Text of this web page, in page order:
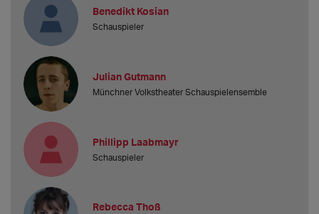
Benedikt Kosian
Schauspieler
Julian Gutmann
Münchner Volkstheater Schauspielensemble
Phillipp Laabmayr
Schauspieler
Rebecca Thoß